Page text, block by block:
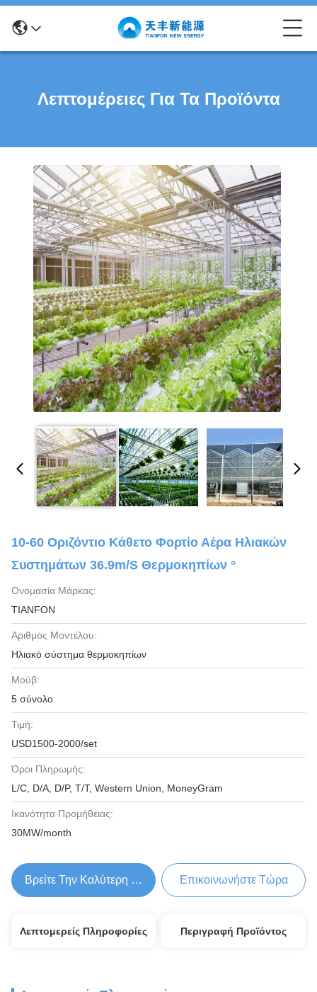
Λεπτομέρειες Για Τα Προϊόντα
10-60 Οριζόντιο Κάθετο Φορτίο Αέρα Ηλιακών
Συστημάτων 36.9m/S Θερμοκηπίων °
Ονομασία Μάρκας:
TIANFON
Αριθμός Μοντέλου:
Ηλιακό σύστημα θερμοκηπίων
Μούβ:
5 σύνολο
Τιμή:
USD1500-2000/set
Όροι Πληρωμής:
L/C, D/A, D/P, T/T, Western Union, MoneyGram
Ικανότητα Προμήθειας:
30MW/month
Βρείτε Την Καλύτερη Τιμή Επικοινωνήστε Τώρα
Λεπτομερείς Πληροφορίες Περιγραφή Προϊόντος